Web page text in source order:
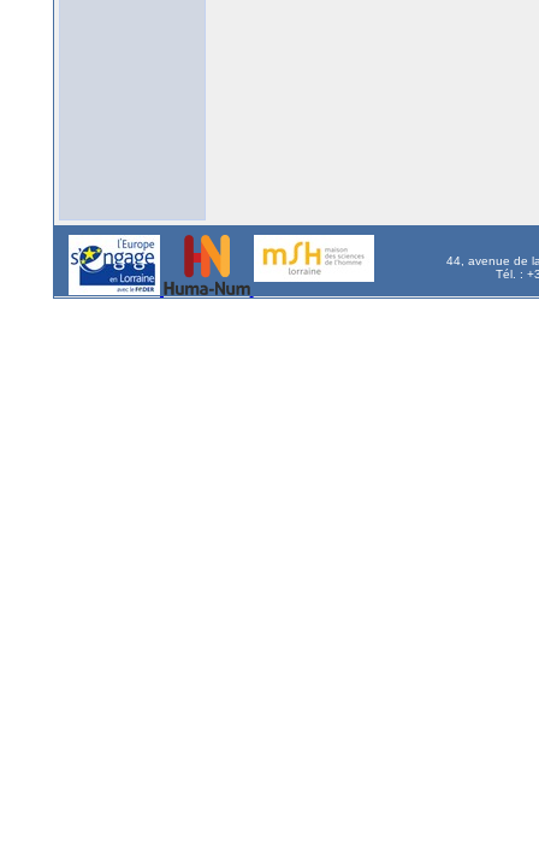
44, avenue de
Tél. :